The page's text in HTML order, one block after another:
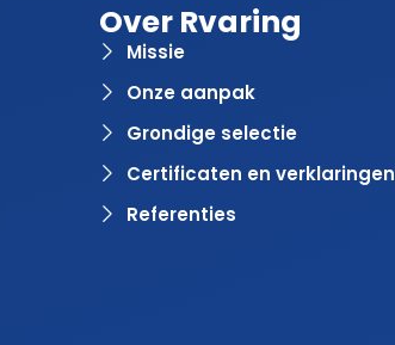
Over Rvaring
Missie
Onze aanpak
Grondige selectie
Certificaten en verklaringen
Referenties